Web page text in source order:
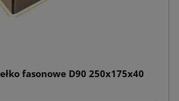
fasonowe D90 250x175x40